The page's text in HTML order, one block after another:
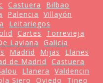
Castuera
Bilbao
Palencia
Villayón
Leitariegos
Cartes
Torrevieja
Laviana
Galicia
Madrid Mijas
Llanes
de Madrid
Castuera
Llanera
Valdencin
Siero Oviedo
Tineo